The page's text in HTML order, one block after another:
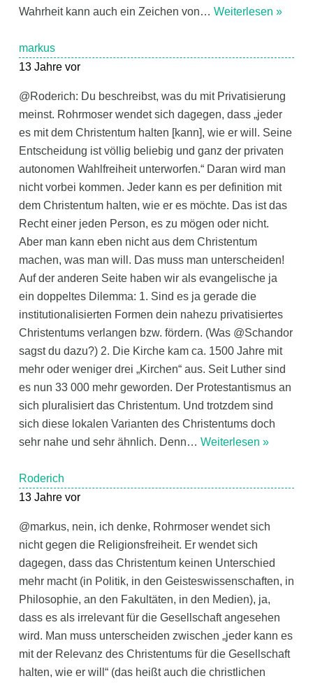
Wahrheit kann auch ein Zeichen von… Weiterlesen »
markus
13 Jahre vor
@Roderich: Du beschreibst, was du mit Privatisierung
meinst. Rohrmoser wendet sich dagegen, dass „jeder
es mit dem Christentum halten [kann], wie er will. Seine
Entscheidung ist völlig beliebig und ganz der privaten
autonomen Wahlfreiheit unterworfen.“ Daran wird man
nicht vorbei kommen. Jeder kann es per definition mit
dem Christentum halten, wie er es möchte. Das ist das
Recht einer jeden Person, es zu mögen oder nicht.
Aber man kann eben nicht aus dem Christentum
machen, was man will. Das muss man unterscheiden!
Auf der anderen Seite haben wir als evangelische ja
ein doppeltes Dilemma: 1. Sind es ja gerade die
institutionalisierten Formen dein nahezu privatisiertes
Christentums verlangen bzw. fördern. (Was @Schandor
sagst du dazu?) 2. Die Kirche kam ca. 1500 Jahre mit
mehr oder weniger drei „Kirchen“ aus. Seit Luther sind
es nun 33 000 mehr geworden. Der Protestantismus an
sich pluralisiert das Christentum. Und trotzdem sind
sich diese lokalen Varianten des Christentums doch
sehr nahe und sehr ähnlich. Denn… Weiterlesen »
Roderich
13 Jahre vor
@markus, nein, ich denke, Rohrmoser wendet sich
nicht gegen die Religionsfreiheit. Er wendet sich
dagegen, dass das Christentum keinen Unterschied
mehr macht (in Politik, in den Geisteswissenschaften, in
Philosophie, an den Fakultäten, in den Medien), ja,
dass es als irrelevant für die Gesellschaft angesehen
wird. Man muss unterscheiden zwischen „jeder kann es
mit der Relevanz des Christentums für die Gesellschaft
halten, wie er will“ (das heißt auch die christlichen